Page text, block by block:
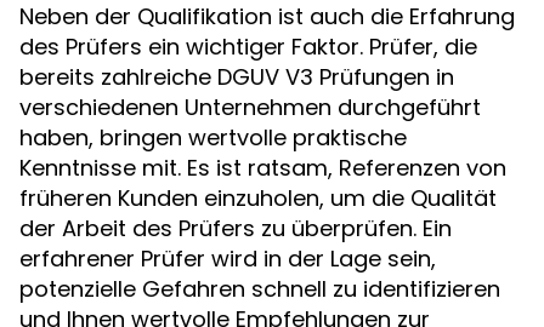
Neben der Qualifikation ist auch die Erfahrung
des Prüfers ein wichtiger Faktor. Prüfer, die
bereits zahlreiche DGUV V3 Prüfungen in
verschiedenen Unternehmen durchgeführt
haben, bringen wertvolle praktische
Kenntnisse mit. Es ist ratsam, Referenzen von
früheren Kunden einzuholen, um die Qualität
der Arbeit des Prüfers zu überprüfen. Ein
erfahrener Prüfer wird in der Lage sein,
potenzielle Gefahren schnell zu identifizieren
und Ihnen wertvolle Empfehlungen zur